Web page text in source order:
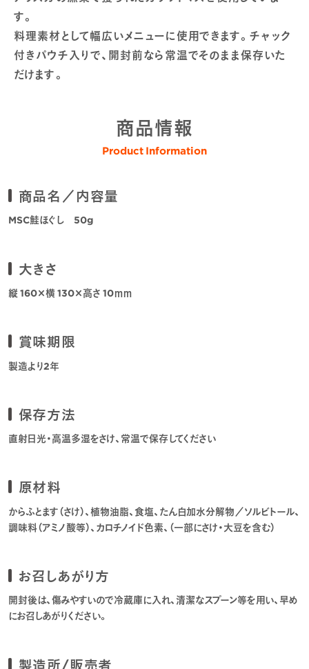
す。
料理素材として幅広いメニューに使用できます。チャック
付きパウチ入りで、開封前なら常温でそのまま保存いた
だけます。
商品情報
Product Information
商品名／内容量
MSC鮭ほぐし 50g
大きさ
縦 160×横 130×高さ 10ｍｍ
賞味期限
製造より2年
保存方法
直射日光・高温多湿をさけ、常温で保存してください
原材料
からふとます（さけ）、植物油脂、食塩、たん白加水分解物／ソルビトール、
調味料（アミノ酸等）、カロチノイド色素、（一部にさけ・大豆を含む）
お召しあがり方
開封後は、傷みやすいので冷蔵庫に入れ、清潔なスプーン等を用い、早め
にお召しあがりください。
製造所/販売者